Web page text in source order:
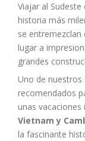
Viajar al
historia más
se
lugar a
grandes
Uno de nuestros
recomendados
unas vacaciones
Vietnam y
la fascinante